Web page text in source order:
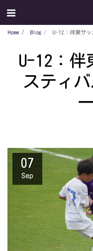
Home Blog U-12：伴東サッ
U-12：伴
スティ
07
Sep